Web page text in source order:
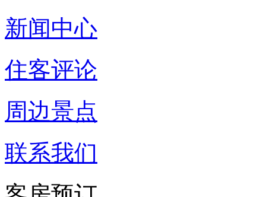
新闻中心
住客评论
周边景点
联系我们